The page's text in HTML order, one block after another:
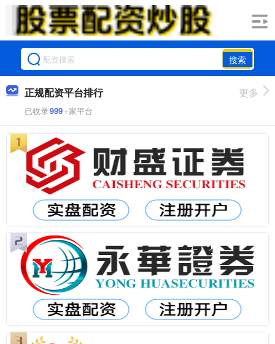
搜索
正规配资平台排行
已收录999+家平台
更多